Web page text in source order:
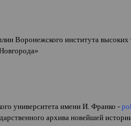
Воронежского института
»
университета имениИ. Франко-
архива новейшей